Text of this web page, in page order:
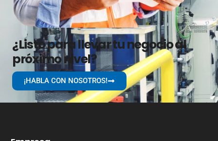
¿Listo para llevar tu negocio al
próximo nivel?
¡HABLA CON NOSOTROS!